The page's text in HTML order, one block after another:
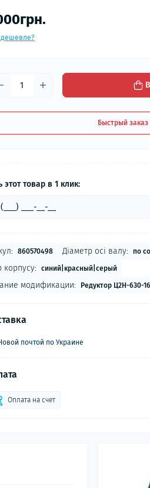
Быстрый заказ
этот товар в 1 клик:
860570498 Діаметр осі валу: по
корпусу: синий|красный|серый
модификации: Редуктор Ц2Н-630-16
почтой по Украине
Оплата на счет